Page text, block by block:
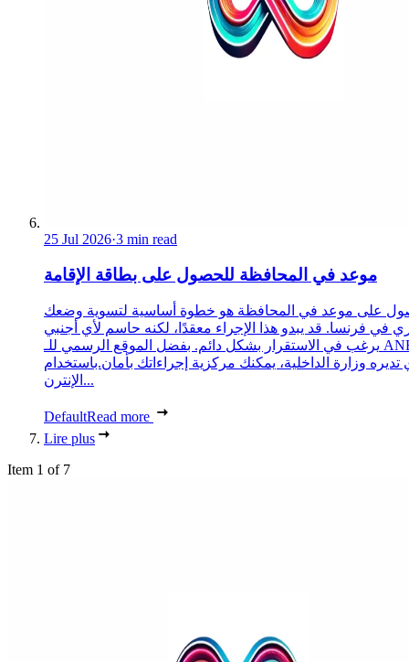
25 Jul 2026·3 min read
موعد في المحافظة للحصول على بطاقة الإقامة
على موعد في المحافظة هو خطوة أساسية لتسوية وضعك
في فرنسا. قد يبدو هذا الإجراء معقدًا، لكنه حاسم لأي أجنبي
يرغب في الاستقرار بشكل دائم. بفضل الموقع الرسمي للـ ANEF،
تديره وزارة الداخلية، يمكنك مركزية إجراءاتك بأمان.باستخدام
الإنترن...
DefaultRead more
Lire plus
Item 1 of 7